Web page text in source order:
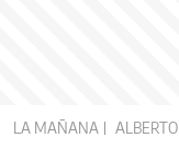
LA MAÑANA ALBERTO